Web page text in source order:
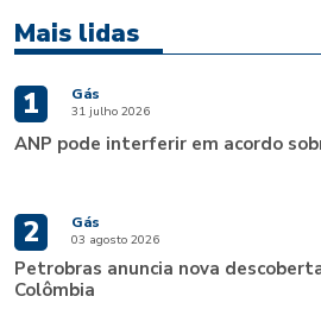
Mais lidas
1 Gás
31 julho 2026
ANP pode interferir em acordo
2 Gás
03 agosto 2026
Petrobras anuncia nova
Colômbia